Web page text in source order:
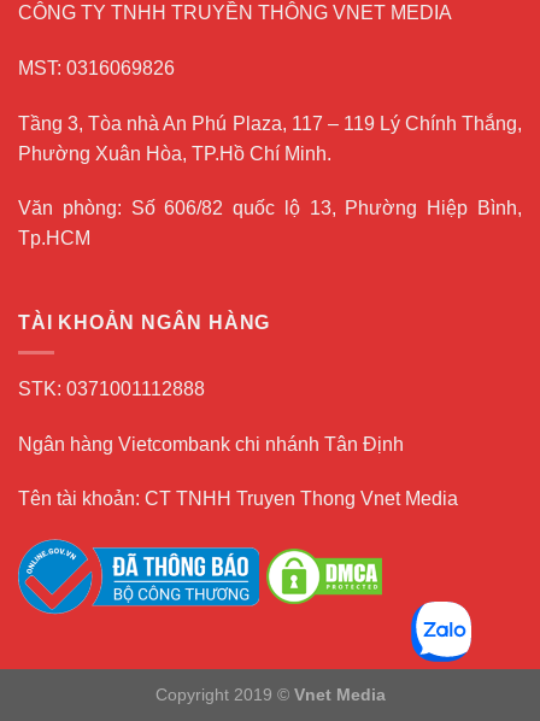
CÔNG TY TNHH TRUYỀN THÔNG VNET MEDIA
MST: 0316069826
Tầng 3, Tòa nhà An Phú Plaza, 117 – 119 Lý Chính Thắng,
Phường Xuân Hòa, TP.Hồ Chí Minh.
Văn phòng: Số 606/82 quốc lộ 13, Phường Hiệp Bình,
Tp.HCM
TÀI KHOẢN NGÂN HÀNG
STK: 0371001112888
Ngân hàng Vietcombank chi nhánh Tân Định
Tên tài khoản: CT TNHH Truyen Thong Vnet Media
Copyright 2019 © Vnet Media